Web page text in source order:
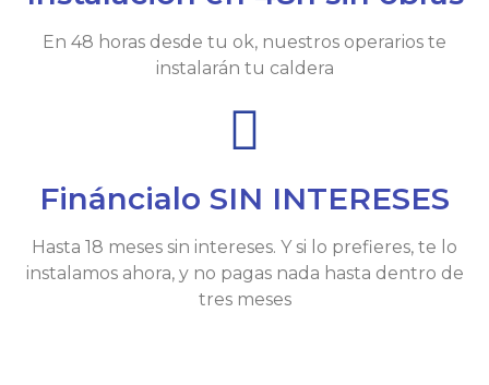
En 48 horas desde tu ok, nuestros operarios te
instalarán tu caldera
Fináncialo SIN INTERESES
Hasta 18 meses sin intereses. Y si lo prefieres, te lo
instalamos ahora, y no pagas nada hasta dentro de
tres meses